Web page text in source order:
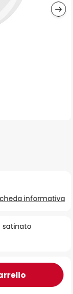
satinato
informativa